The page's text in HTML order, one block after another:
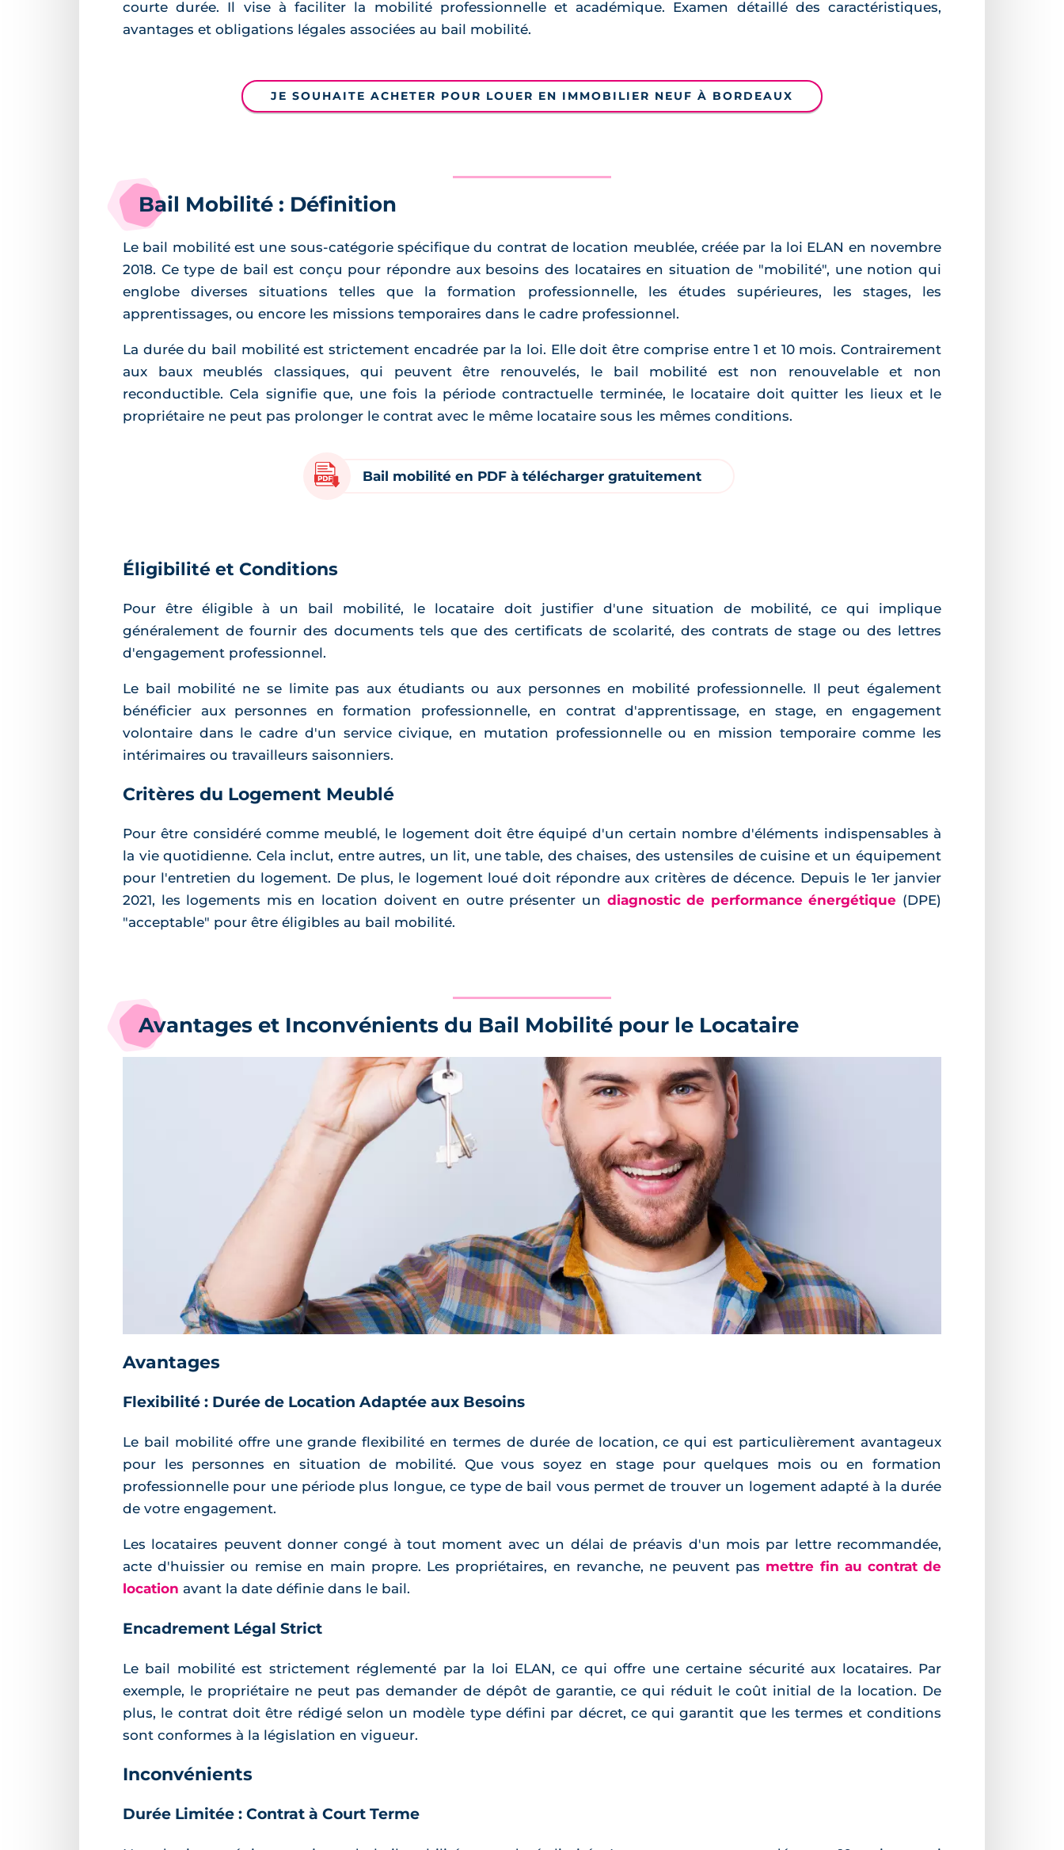
courte durée. Il vise à faciliter la mobilité professionnelle et académique. Examen détaillé des caractéristiques,
avantages et obligations légales associées au bail mobilité.
JE SOUHAITE ACHETER POUR LOUER EN IMMOBILIER NEUF À BORDEAUX
Bail Mobilité : Définition
Le bail mobilité est une sous-catégorie spécifique du contrat de location meublée, créée par la loi ELAN en novembre
2018. Ce type de bail est conçu pour répondre aux besoins des locataires en situation de "mobilité", une notion qui
englobe diverses situations telles que la formation professionnelle, les études supérieures, les stages, les
apprentissages, ou encore les missions temporaires dans le cadre professionnel.
La durée du bail mobilité est strictement encadrée par la loi. Elle doit être comprise entre 1 et 10 mois. Contrairement
aux baux meublés classiques, qui peuvent être renouvelés, le bail mobilité est non renouvelable et non
reconductible. Cela signifie que, une fois la période contractuelle terminée, le locataire doit quitter les lieux et le
propriétaire ne peut pas prolonger le contrat avec le même locataire sous les mêmes conditions.
Bail mobilité en PDF à télécharger gratuitement
Éligibilité et Conditions
Pour être éligible à un bail mobilité, le locataire doit justifier d'une situation de mobilité, ce qui implique
généralement de fournir des documents tels que des certificats de scolarité, des contrats de stage ou des lettres
d'engagement professionnel.
Le bail mobilité ne se limite pas aux étudiants ou aux personnes en mobilité professionnelle. Il peut également
bénéficier aux personnes en formation professionnelle, en contrat d'apprentissage, en stage, en engagement
volontaire dans le cadre d'un service civique, en mutation professionnelle ou en mission temporaire comme les
intérimaires ou travailleurs saisonniers.
Critères du Logement Meublé
Pour être considéré comme meublé, le logement doit être équipé d'un certain nombre d'éléments indispensables à
la vie quotidienne. Cela inclut, entre autres, un lit, une table, des chaises, des ustensiles de cuisine et un équipement
pour l'entretien du logement. De plus, le logement loué doit répondre aux critères de décence. Depuis le 1er janvier
2021, les logements mis en location doivent en outre présenter un diagnostic de performance énergétique (DPE)
"acceptable" pour être éligibles au bail mobilité.
Avantages et Inconvénients du Bail Mobilité pour le Locataire
Avantages
Flexibilité : Durée de Location Adaptée aux Besoins
Le bail mobilité offre une grande flexibilité en termes de durée de location, ce qui est particulièrement avantageux
pour les personnes en situation de mobilité. Que vous soyez en stage pour quelques mois ou en formation
professionnelle pour une période plus longue, ce type de bail vous permet de trouver un logement adapté à la durée
de votre engagement.
Les locataires peuvent donner congé à tout moment avec un délai de préavis d'un mois par lettre recommandée,
acte d'huissier ou remise en main propre. Les propriétaires, en revanche, ne peuvent pas mettre fin au contrat de
location avant la date définie dans le bail.
Encadrement Légal Strict
Le bail mobilité est strictement réglementé par la loi ELAN, ce qui offre une certaine sécurité aux locataires. Par
exemple, le propriétaire ne peut pas demander de dépôt de garantie, ce qui réduit le coût initial de la location. De
plus, le contrat doit être rédigé selon un modèle type défini par décret, ce qui garantit que les termes et conditions
sont conformes à la législation en vigueur.
Inconvénients
Durée Limitée : Contrat à Court Terme